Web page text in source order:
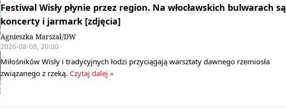
Festiwal Wisły płynie przez region. Na włocławskich bulwarach są
koncerty i jarmark [zdjęcia]
Agnieszka Marszał/DW
2026-08-08, 20:00
Miłośników Wisły i tradycyjnych łodzi przyciągają warsztaty dawnego rzemiosła
związanego z rzeką. Czytaj dalej »